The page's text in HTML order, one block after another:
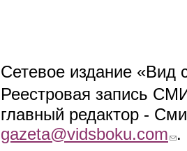
Сетевое издание «Вид
Реестровая запись
главный редактор -
gazeta@vidsboku.com (link
.